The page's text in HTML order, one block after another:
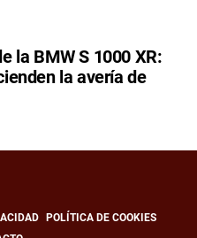
la BMW S 1000 XR:
la avería de
POLÍTICA DE COOKIES